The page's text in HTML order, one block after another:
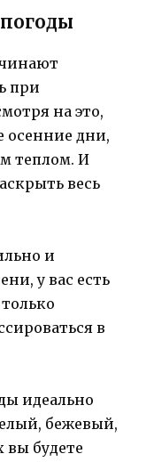
при
на это,
осенние дни,
теплом. И
весь
и
у вас есть
в
идеально
бежевый,
вы будете